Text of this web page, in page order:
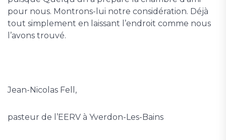
pour nous. Montrons-lui notre considération. Déjà
tout simplement en laissant l’endroit comme nous
l’avons trouvé.
Jean-Nicolas Fell,
pasteur de l’EERV à Yverdon-Les-Bains